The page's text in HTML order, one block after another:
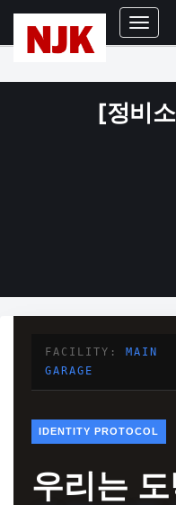
Toggle
[정비
FACILITY: MAIN
GARAGE
IDENTITY PROTOCOL
우리는